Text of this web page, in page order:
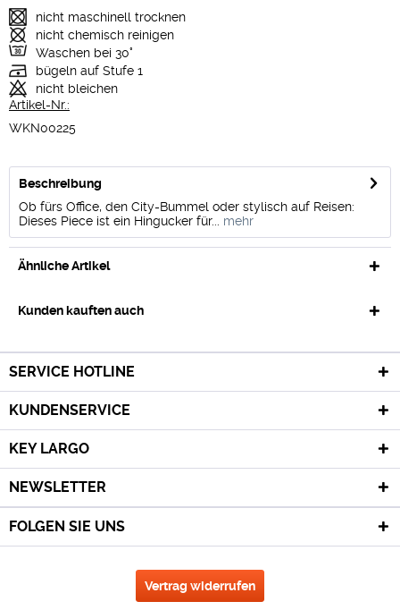
nicht maschinell trocknen
nicht chemisch reinigen
Waschen bei 30°
bügeln auf Stufe 1
nicht bleichen
Artikel-Nr.:
WKN00225
Beschreibung
Ob fürs Office, den City-Bummel oder stylisch auf Reisen:
Dieses Piece ist ein Hingucker für...
mehr
Ähnliche Artikel
Kunden kauften auch
SERVICE HOTLINE
KUNDENSERVICE
KEY LARGO
NEWSLETTER
FOLGEN SIE UNS
Vertrag widerrufen